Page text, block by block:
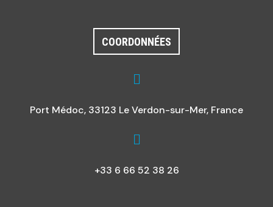
COORDONNÉES

Port Médoc, 33123 Le Verdon-sur-Mer, France

+33 6 66 52 38 26